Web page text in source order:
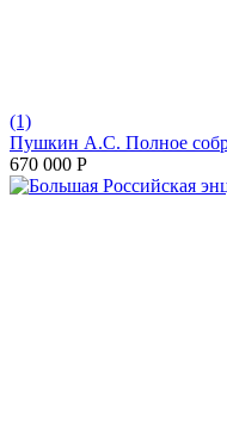
(1)
Пушкин А.С. Полное
670 000 Р